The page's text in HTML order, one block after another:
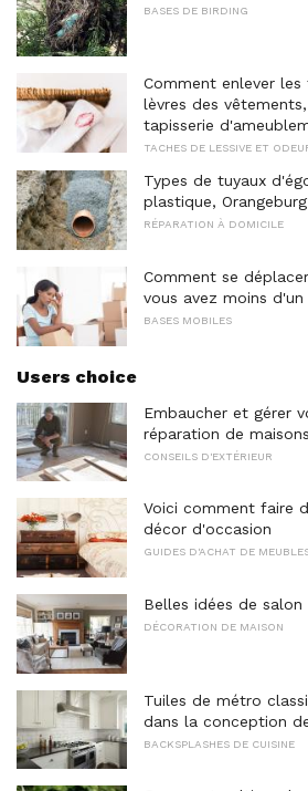
BASES DE BIRDING
Comment enlever
lèvres des
tapisserie
TACHES DE LESSIVE ET
Types de tuyaux
plastique, Orangeburg
RÉPARATION À DOMICILE
Comment se
vous avez moins d'un
BASES MOBILES
Users choice
Embaucher et gérer
réparation de maisons
CONSEILS D'EXTÉRIEUR
Voici comment faire
décor d'occasion
GUIDES D'ACHAT DE
Belles idées de salon
DÉCORATION DE MAISON
Tuiles de métro
dans la conception
BACKSPLASHES DE CUISINE